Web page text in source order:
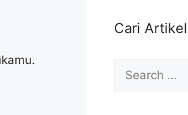
Cari Artikel
Search
for: